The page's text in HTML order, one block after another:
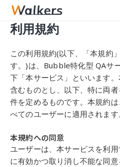
利用規約
この利用規約(以下、「本規約
す。)は、 Bubble特化型 QAサ
下「本サービス」といいます
含む ものとし、以下、特に両
件を定めるものです。本規約
べてのユーザーに適用されます
本規約への同意
ユーザーは、本サービスを利
に有効かつ取り消し不能な同